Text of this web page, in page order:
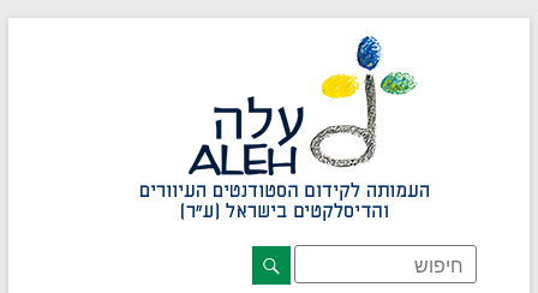
דלג לתוכן רצוי/Skip to content
חלק תחתון באתר